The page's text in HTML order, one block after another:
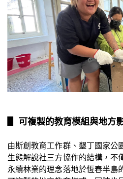
可複製的教育模組與地方
由斯創教育工作群、墾丁國家公
生態解說社三方協作的結構，不
永續林業的理念落地於恆春半島